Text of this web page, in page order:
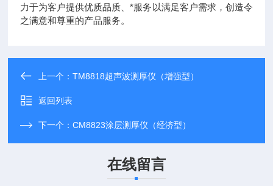
力于为客户提供优质品质、*服务以满足客户需求，创造令
之满意和尊重的产品服务。
上一个：TM8818超声波测厚仪（增强型）
返回列表
下一个：CM8823涂层测厚仪（经济型）
在线留言